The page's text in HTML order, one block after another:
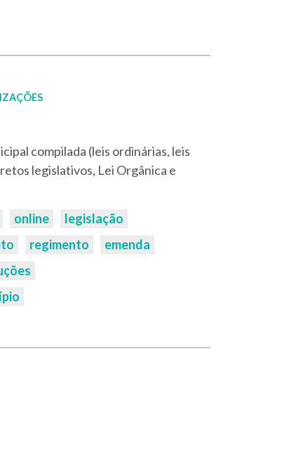
compilada (leis ordinárias, leis
legislativos, Lei Orgânica e
online
legislação
regimento
emenda